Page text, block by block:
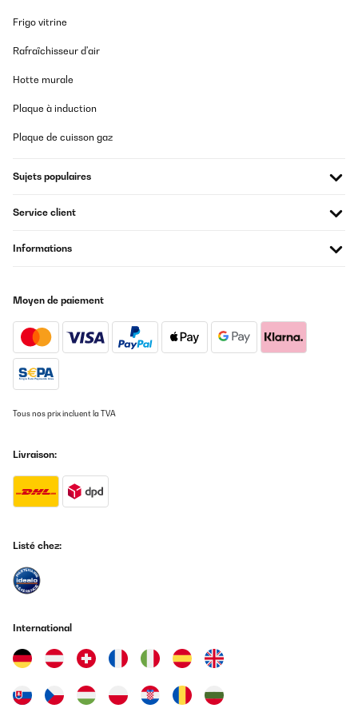
Les avantages :
Idéal pour les grandes quantités
Facile à utiliser
Dépend de l'électricité
Broyeurs de glace
continu, sont très puissants et
souvent équipés de composants
robustes en acier inoxydable. Ils
électrique, voire professionnel, en
cas d'utilisation régulière. Vous aurez
glace parfaitement pilée, que ce soit
pour des cocktails, des desserts ou
Frigo vitrine
Rafraîchisseur d'air
Hotte murale
Plaque à induction
Plaque de cuisson gaz
Sujets populaires
Service client
Informations
Moyen de paiement
Tous nos prix incluent la TVA
Livraison:
Listé chez:
International